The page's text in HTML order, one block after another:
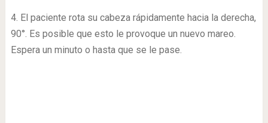
4. El paciente rota su cabeza rápidamente hacia la derecha,
90°. Es posible que esto le provoque un nuevo mareo.
Espera un minuto o hasta que se le pase.